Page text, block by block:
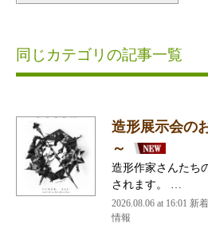
同じカテゴリの記事一覧
造形展示会の
～
造形作家さんたち
されます。 …
2026.08.06 at 16:01
情報